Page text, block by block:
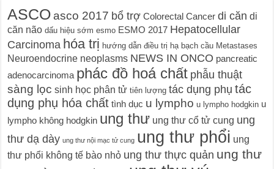
ASCO asco 2017 bổ trợ Colorectal Cancer di căn di
căn não dấu hiệu sớm esmo ESMO 2017 Hepatocellular
Carcinoma hóa trị hướng dẫn điều trị hạ bạch cầu Metastases
Neuroendocrine neoplasms NEWS IN ONCO pancreatic
adenocarcinoma phác đồ hoá chất phẫu thuật
sàng lọc sinh học phân tử tiên lượng tác dụng phụ tác
dụng phụ hóa chất tình dục u lympho u lympho hodgkin u
lympho không hodgkin ung thư ung thư cổ tử cung ung
thư dạ dày ung thư nội mạc tử cung ung thư phổi ung
thư phổi không tế bào nhỏ ung thư thực quản ung thư